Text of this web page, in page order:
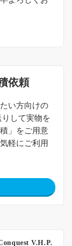
依頼
い方向けの
りして実物を
」をご用意
軽にご利用
V.H.P.